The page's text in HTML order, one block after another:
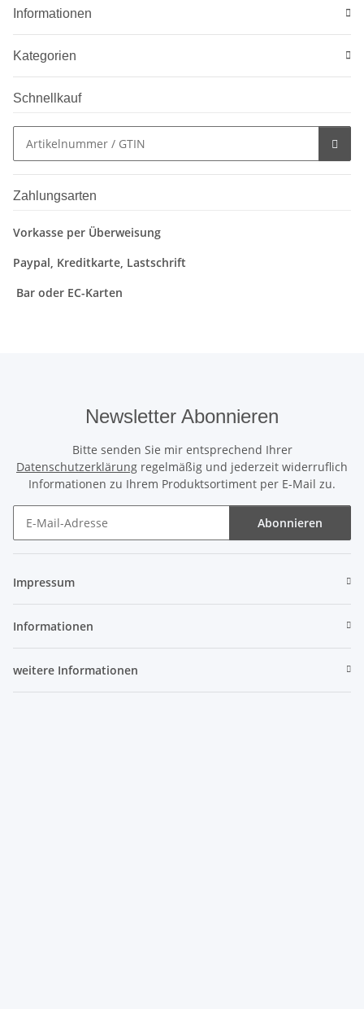
Informationen
Kategorien
Schnellkauf
Zahlungsarten
Vorkasse per Überweisung
Paypal, Kreditkarte, Lastschrift
Bar oder EC-Karten
Newsletter Abonnieren
Bitte senden Sie mir entsprechend Ihrer
Datenschutzerklärung regelmäßig und jederzeit widerruflich
Informationen zu Ihrem Produktsortiment per E-Mail zu.
Abonnieren
Impressum
Informationen
weitere Informationen